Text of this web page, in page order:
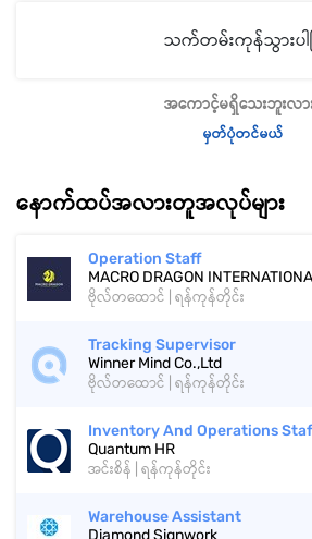
သက်တမ်းကုန်သွားပါ
အကောင့်မရှိသေးဘူးလာ
မှတ်ပုံတင်မယ်
နောက်ထပ်အလားတူအလုပ်များ
Operation Staff
MACRO DRAGON
ဗိုလ်တထောင် | ရန်ကုန်တိုင်း
Tracking Supervisor
Winner Mind Co.,Ltd
ဗိုလ်တထောင် | ရန်ကုန်တိုင်း
Inventory And Operations
Quantum HR
အင်းစိန် | ရန်ကုန်တိုင်း
Warehouse Assistant